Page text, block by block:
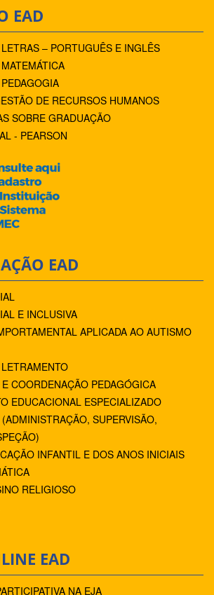
EAD
– PORTUGUÊS E INGLÊS
DE RECURSOS HUMANOS
SOBRE GRADUAÇÃO
- PEARSON
EAD
E INCLUSIVA
APLICADA AO AUTISMO
COORDENAÇÃO PEDAGÓGICA
EDUCACIONAL ESPECIALIZADO
SUPERVISÃO,
INFANTIL E DOS ANOS INICIAIS
RELIGIOSO
EAD
NA EJA